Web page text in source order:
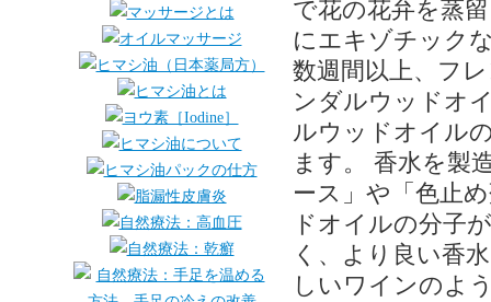
で花の花弁を蒸
にエキゾチック
数週間以上、フ
ンダルウッドオ
ルウッドオイル
ます。 香水を製
ース」や「色止
ドオイルの分子
く、より良い香
しいワインのよ